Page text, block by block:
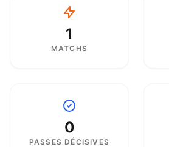
1
MATCHS
0
PASSES DÉCISIVES